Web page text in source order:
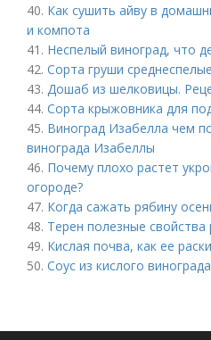
40. Как сушить айву в
и компота
41. Неспелый виноград, что
42. Сорта груши
43. Дошаб из шелковицы.
44. Сорта крыжовника для
45. Виноград Изабелла чем
винограда Изабеллы
46. Почему плохо растет
огороде?
47. Когда сажать рябину
48. Терен полезные
49. Кислая почва, как ее
50. Соус из кислого